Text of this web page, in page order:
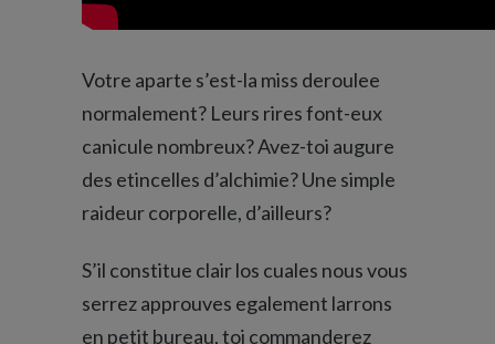
Votre aparte s’est-la miss deroulee
normalement? Leurs rires font-eux
canicule nombreux? Avez-toi augure
des etincelles d’alchimie? Une simple
raideur corporelle, d’ailleurs?
S’il constitue clair los cuales nous vous
serrez approuves egalement larrons
en petit bureau, toi commanderez